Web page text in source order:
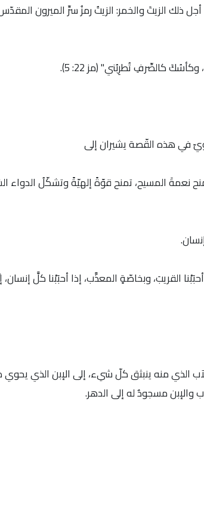
الزيتَ والخمر: الزيتُ رمزُ سرِّ الميرون
كالصِّرفِ تُطرِبُني" (مز 22: 5).
في هذه القّصة يشيران إلى
نعمةَ المسيح، تمنح قوّةً إلهيّةً وتشكّلُ الدواء
القريبَ، وبخاصّةٍ المعذَّب، إذا أحبَبْنا كلَّ
الذي منه ينبثق كلّ شيء، إلى الإبن الذي
والإبن مسجودٌ له إلى الدهر.